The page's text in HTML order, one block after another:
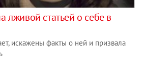
лживой статьей о себе в
искажены факты о ней и призвала